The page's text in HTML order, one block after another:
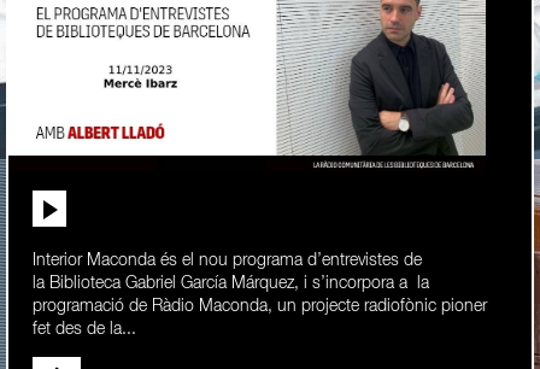
Interior Maconda és el nou programa d’entrevistes de
la Biblioteca Gabriel García Márquez, i s’incorpora a la
programació de Ràdio Maconda, un projecte radiofònic pioner
fet des de la...